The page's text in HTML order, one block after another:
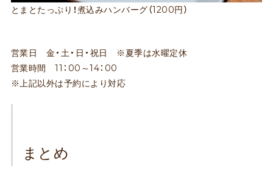
とまとたっぷり！煮込みハンバーグ（1200円）
営業日 金・土・日・祝日 ※夏季は水曜定休
営業時間 11：00～14：00
※上記以外は予約により対応
まとめ